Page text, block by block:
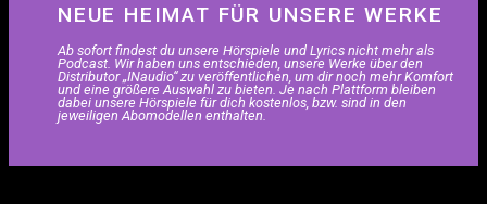
NEUE HEIMAT FÜR UNSERE WERKE
Ab sofort findest du unsere Hörspiele und Lyrics nicht mehr als
Podcast. Wir haben uns entschieden, unsere Werke über den
Distributor „INaudio“ zu veröffentlichen, um dir noch mehr Komfort
und eine größere Auswahl zu bieten. Je nach Plattform bleiben
dabei unsere Hörspiele für dich kostenlos, bzw. sind in den
jeweiligen Abomodellen enthalten.